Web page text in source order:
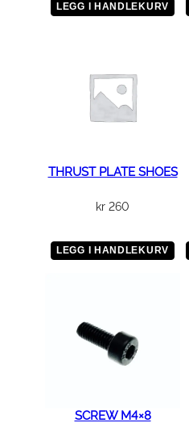
LEGG I HANDLEKURV
THRUST PLATE SHOES
kr 260
LEGG I HANDLEKURV
SCREW M4×8